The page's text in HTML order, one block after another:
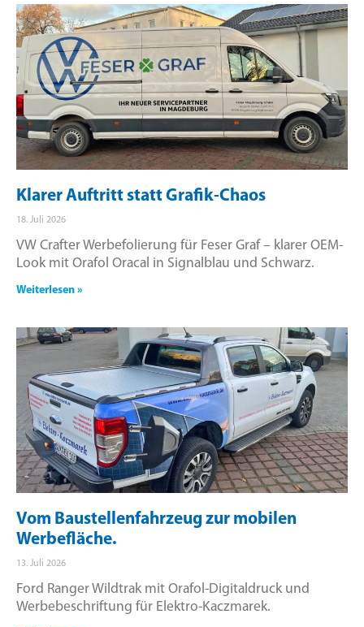
Klarer Auftritt statt Grafik-Chaos
18. Juli 2026
VW Crafter Werbefolierung für Feser Graf – klarer OEM-
Look mit Orafol Oracal in Signalblau und Schwarz.
Weiterlesen »
Vom Baustellenfahrzeug zur mobilen
Werbefläche.
13. Juli 2026
Ford Ranger Wildtrak mit Orafol-Digitaldruck und
Werbebeschriftung für Elektro-Kaczmarek.